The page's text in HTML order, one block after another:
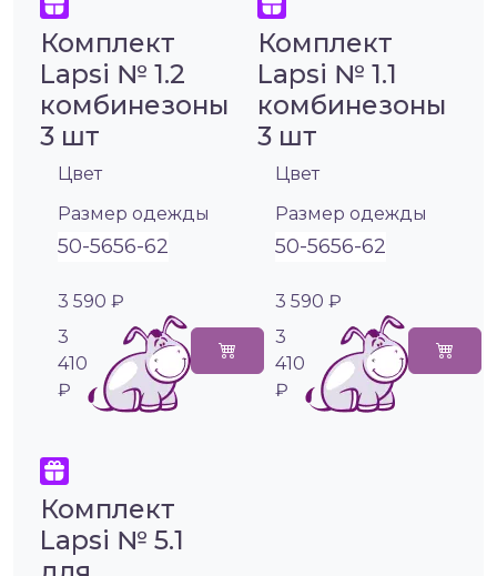
Комплект
Lapsi № 1.2
комбинезоны
3 шт
Цвет
Размер одежды
50-5656-62
3 590 ₽
3
410
₽
Комплект
Lapsi № 1.1
комбинезоны
3 шт
Цвет
Размер одежды
50-5656-62
3 590 ₽
3
410
₽
Комплект
Lapsi № 5.1